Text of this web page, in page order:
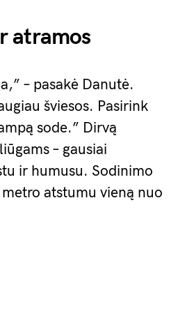
atramos
– pasakė Danutė.
šviesos. Pasirink
sode.” Dirvą
– gausiai
ir humusu. Sodinimo
atstumu vieną nuo